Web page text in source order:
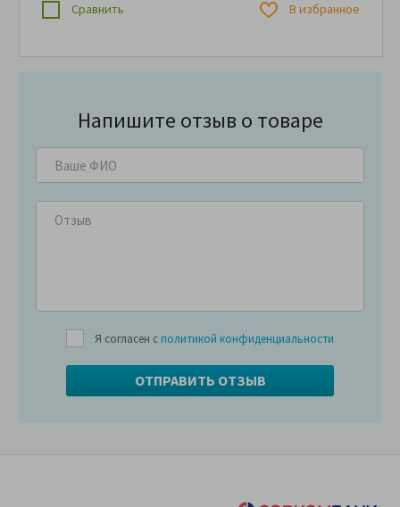
Сравнить В избранное
Напишите отзыв о товаре
Я согласен с политикой конфиденциальности